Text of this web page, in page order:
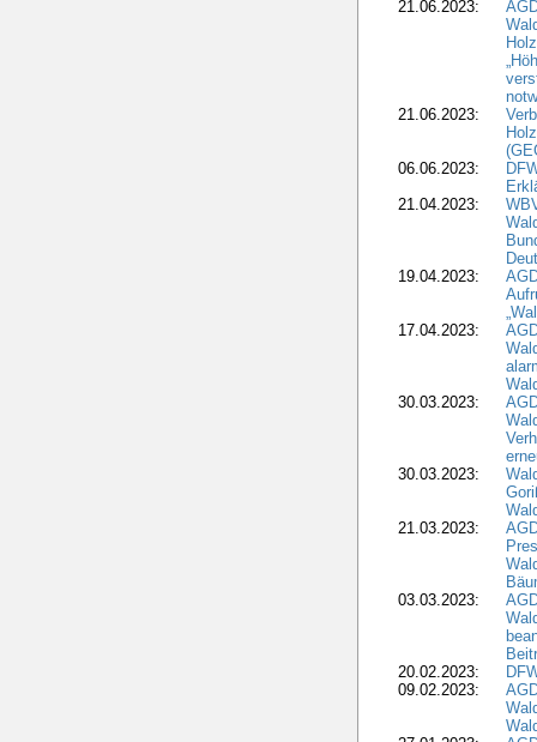
21.06.2023:
21.06.2023:
06.06.2023:
21.04.2023:
19.04.2023:
17.04.2023:
30.03.2023:
30.03.2023:
21.03.2023:
03.03.2023:
20.02.2023:
09.02.2023: